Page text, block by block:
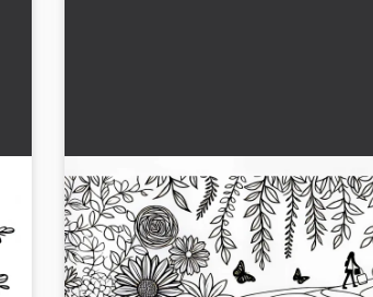
Sonbahar çiçekleri için ücretsiz
boyama şablonu: Sonbahar
bahçesinde yürüyüş
Yaratıcılığınızı sonbahar çiçekleri ile ücretsiz
boyama şablonumuzla ortaya çıkarın. Resmi